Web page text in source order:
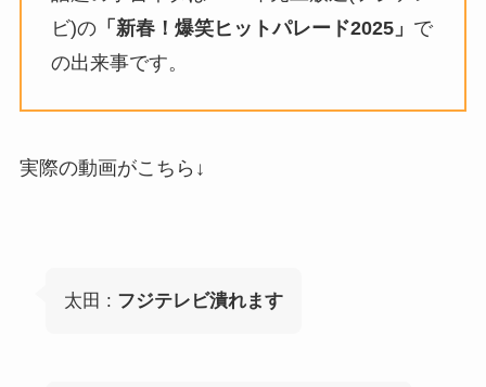
ビ)の「新春！爆笑ヒットパレード2025」 で
の出来事です。
実際の動画がこちら↓
太田 : フジテレビ潰れます